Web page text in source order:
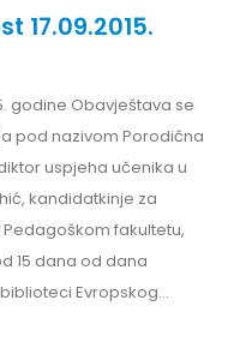
17.09.2015.
godine Obavještava se
pod nazivom Porodična
uspjeha učenika u
kandidatkinje za
fakultetu,
15 dana od dana
Evropskog...